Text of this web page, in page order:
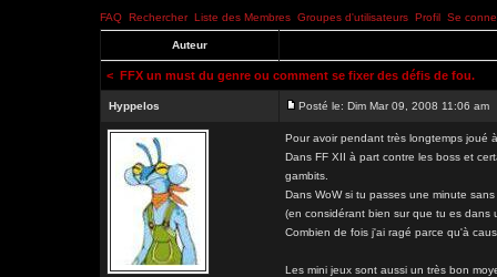
FAQ Rechercher Liste des Membres Groupes d'utilisateurs Profil Se
Auteur
< FFX un must du genre ou comment se fixer des défis de fou.
Hyppelos Posté le: Dim Mar 09, 2008 11:06 am
Pour avoir pendant très longtemps joué
Dans FF XII à part contre les boss et
gambits.
Dans WoW si tu passes une minute
(en considérant bien sur que tu es dans
Combien de fois j'ai ragé parce qu'à
Les mini jeux sont aussi un très bon